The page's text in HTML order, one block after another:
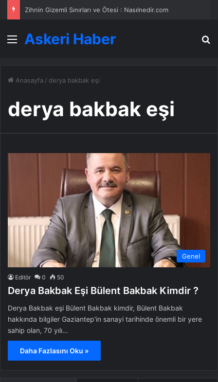
Zihnin Gizemli Sınırları ve Ötesi : Nasılnedir.com
Menü
Askeri Haber
Anasayfa / derya bakbak eşi
derya bakbak eşi
Genel
Editör 0 50
Derya Bakbak Eşi Bülent Bakbak Kimdir ?
Derya Bakbak eşi Bülent Bakbak kimdir, Bülent Bakbak
hakkında bilgiler Gaziantep'in sanayi tarihinde önemli bir yere
sahip olan, 70 yılı…
Daha Fazlasını Oku »